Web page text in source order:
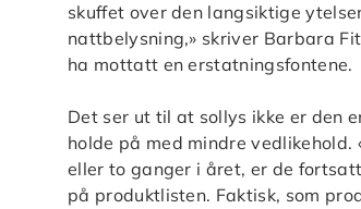
skuffet over den langsiktige
nattbelysning,» skriver Barbara
ha mottatt en erstatningsfontene.
Det ser ut til at sollys ikke er den
holde på med mindre
eller to ganger i året, er de
på produktlisten. Faktisk, som